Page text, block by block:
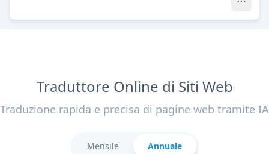
Traduttore Online di Siti Web
Traduzione rapida e precisa di pagine web tramite IA
Mensile Annuale